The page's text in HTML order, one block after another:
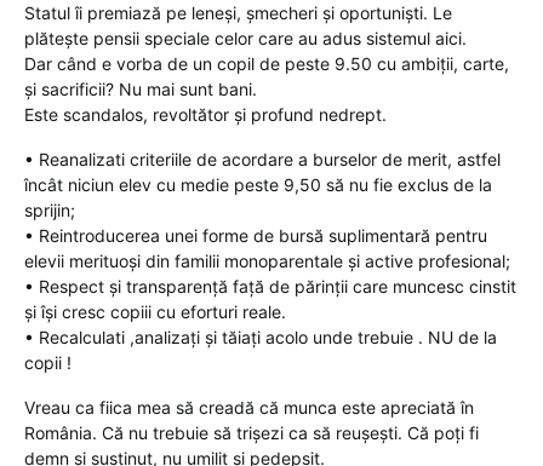
Statul îi premiază pe leneși, șmecheri și oportuniști. Le
plătește pensii speciale celor care au adus sistemul aici.
Dar când e vorba de un copil de peste 9.50 cu ambiții, carte,
și sacrificii? Nu mai sunt bani.
Este scandalos, revoltător și profund nedrept.
• Reanalizati criteriile de acordare a burselor de merit, astfel
încât niciun elev cu medie peste 9,50 să nu fie exclus de la
sprijin;
• Reintroducerea unei forme de bursă suplimentară pentru
elevii merituoși din familii monoparentale și active profesional;
• Respect și transparență față de părinții care muncesc cinstit
și își cresc copiii cu eforturi reale.
• Recalculati ,analizați și tăiați acolo unde trebuie . NU de la
copii !
Vreau ca fiica mea să creadă că munca este apreciată în
România. Că nu trebuie să trișezi ca să reușești. Că poți fi
demn și susținut, nu umilit și pedepsit.